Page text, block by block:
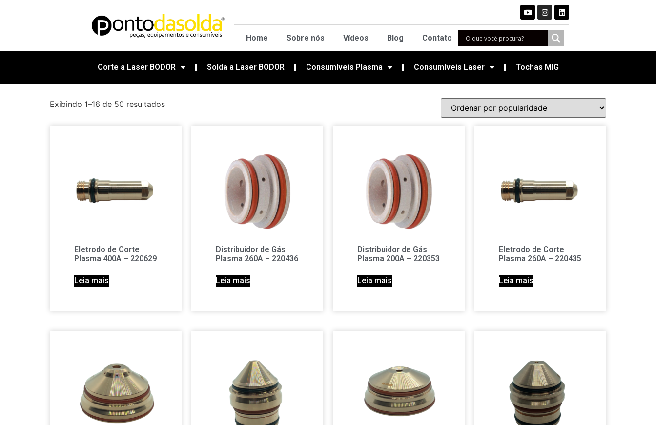
Home Sobre nós Vídeos Blog Contato
Corte a Laser BODOR Solda a Laser BODOR Consumíveis Plasma Consumíveis Laser Tochas MIG
Exibindo 1–16 de 50 resultados
Eletrodo de Corte
Plasma 400A – 220629
Leia mais
Distribuidor de Gás
Plasma 260A – 220436
Leia mais
Distribuidor de Gás
Plasma 200A – 220353
Leia mais
Eletrodo de Corte
Plasma 260A – 220435
Leia mais